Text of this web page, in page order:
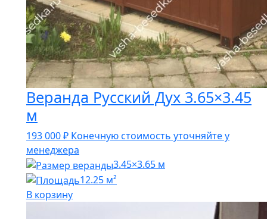
Веранда Русский Дух 3.65×3.45
м
193 000₽ Конечную стоимость уточняйте у
менеджера
3.45×3.65 м
12.25 м²
В корзину